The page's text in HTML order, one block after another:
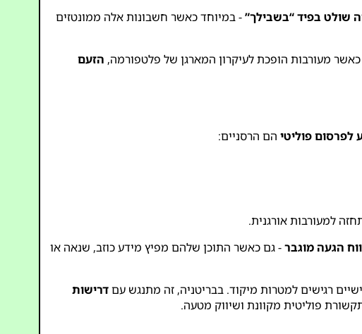
שולט בפיד “בשבילך”- במיוחד כאשר חשבונות אלה ממונטזים
כאשר מעורבות הופכת לעיקרון המארגן של פלטפורמה, הזעם
הם הרסניים:
למעורבות אורגנית.
הגעה מוגבר- גם כאשר התוכן שלהם מפיץ מידע כוזב, שנאה או
רגישים למטרות מיקוד. בבריטניה, זה מתנגש עםדרישות
פוליטית מקוונת ושיווק מטעה.